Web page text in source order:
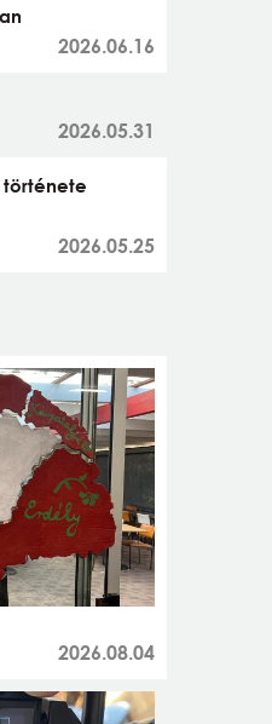
2026.06.16
2026.05.31
története
2026.05.25
2026.08.04